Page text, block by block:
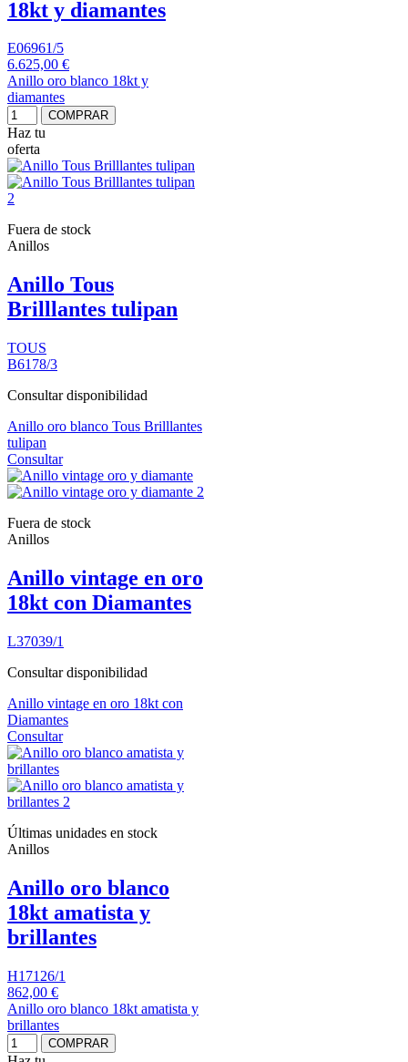
18kt y diamantes
E06961/5
6.625,00 €
Anillo oro blanco 18kt y
diamantes
COMPRAR
Haz tu
oferta
Fuera de stock
Anillos
Anillo Tous
Brilllantes tulipan
TOUS
B6178/3
Consultar disponibilidad
Anillo oro blanco Tous Brilllantes
tulipan
Consultar
Fuera de stock
Anillos
Anillo vintage en oro
18kt con Diamantes
L37039/1
Consultar disponibilidad
Anillo vintage en oro 18kt con
Diamantes
Consultar
Últimas unidades en stock
Anillos
Anillo oro blanco
18kt amatista y
brillantes
H17126/1
862,00 €
Anillo oro blanco 18kt amatista y
brillantes
COMPRAR